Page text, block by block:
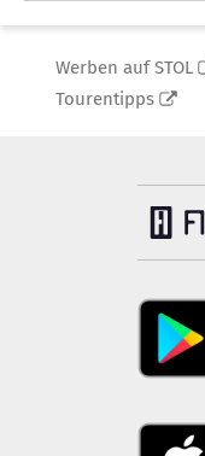
Werben auf STOL
Tourentipps